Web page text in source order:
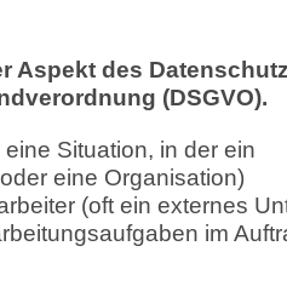
Aspekt des
(DSGVO).
Situation, in der ein
eine Organisation)
(oft ein externes
im